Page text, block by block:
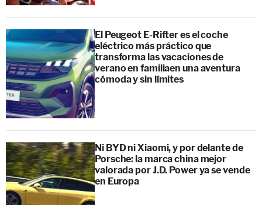
El Peugeot E-Rifter es el coche
eléctrico más práctico que
transforma las vacaciones de
verano en familiaen una aventura
cómoda y sin límites
Ni BYD ni Xiaomi, y por delante de
Porsche: la marca china mejor
valorada por J.D. Power ya se vende
en Europa